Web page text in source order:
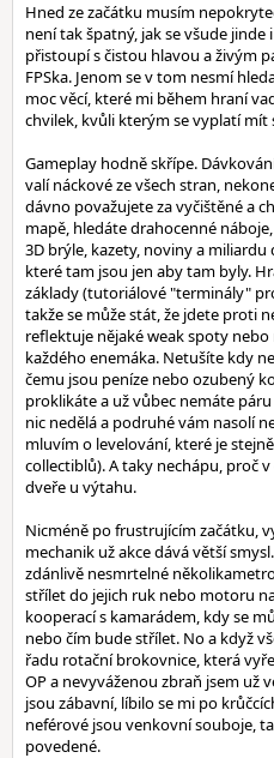
Hned ze začátku musím
není tak špatný, jak se všude
přistoupí s čistou hlavou a živým
FPSka. Jenom se v tom nesmí
moc věcí, které mi během hraní
chvilek, kvůli kterým se vyplatí mít
Gameplay hodně skřípe.
valí náckové ze všech stran,
dávno považujete za vyčištěné a
mapě, hledáte drahocenné
3D brýle, kazety, noviny a
které tam jsou jen aby tam byly.
základy (tutoriálové "terminály"
takže se může stát, že jdete proti
reflektuje nějaké weak spoty
každého enemáka. Netušíte kdy
čemu jsou peníze nebo ozubený
proklikáte a už vůbec nemáte
nic nedělá a podruhé vám nasolí
mluvím o levelování, které je
collectiblů). A taky nechápu, proč
dveře u výtahu.
Nicméně po frustrujícím začátku,
mechanik už akce dává větší
zdánlivě nesmrtelné
střílet do jejich ruk nebo motoru
kooperací s kamarádem, kdy se
nebo čím bude střílet. No a když
řadu rotační brokovnice, která
OP a nevyváženou zbraň jsem už
jsou zábavní, líbilo se mi po
neférové jsou venkovní souboje,
povedené.